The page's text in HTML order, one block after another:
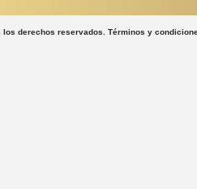
los derechos reservados. Términos y